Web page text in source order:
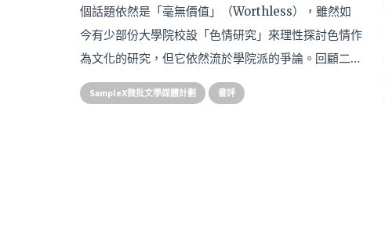
個話題依然是「毫無價值」（Worthless），雖然如
今有少部份大學院校設「色情研究」來理性探討色情作
為文化的研究，但它依然流於學院派的爭論。回顧二…
SampleX微批文學媒體計劃 書評